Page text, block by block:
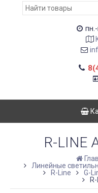
пн.-
R-
Линейные
R-Line
G-